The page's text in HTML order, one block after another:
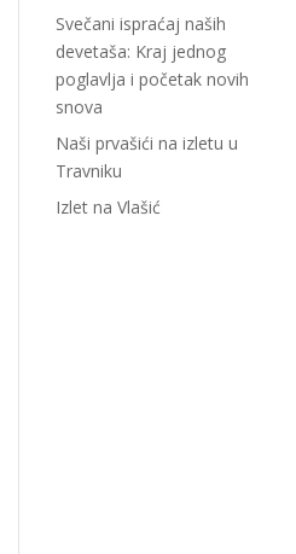
Svečani ispraćaj naših
devetaša: Kraj jednog
poglavlja i početak novih
snova
Naši prvašići na izletu u
Travniku
Izlet na Vlašić